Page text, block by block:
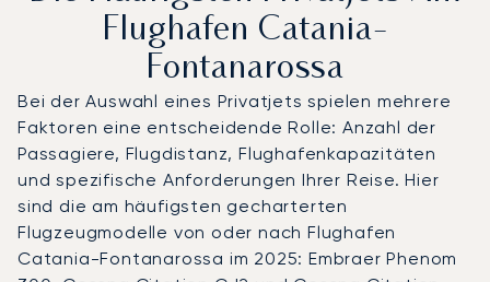
Flughafen Catania-
Fontanarossa
Bei der Auswahl eines Privatjets spielen mehrere
Faktoren eine entscheidende Rolle: Anzahl der
Passagiere, Flugdistanz, Flughafenkapazitäten
und spezifische Anforderungen Ihrer Reise. Hier
sind die am häufigsten gecharterten
Flugzeugmodelle von oder nach Flughafen
Catania-Fontanarossa im 2025: Embraer Phenom